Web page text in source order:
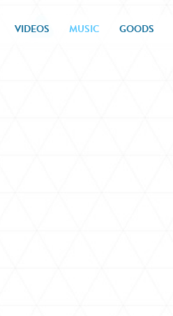
VIDEOS MUSIC GOODS